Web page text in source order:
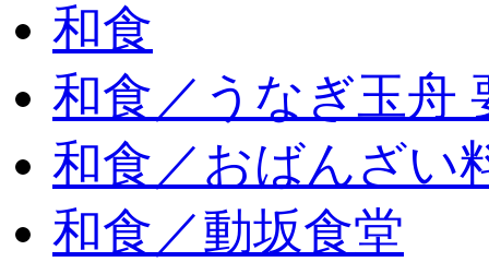
和食
和食／うなぎ玉舟
和食／おばんざい
和食／動坂食堂